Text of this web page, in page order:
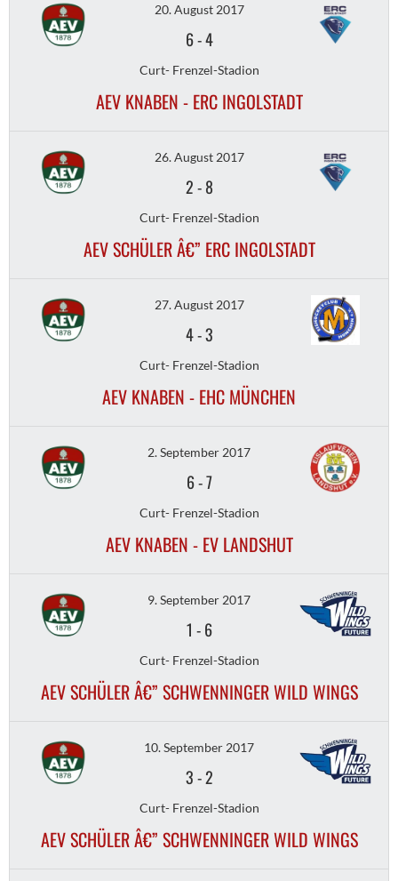
20. August 2017
6-4
Curt- Frenzel-Stadion
AEV KNABEN - ERC INGOLSTADT
26. August 2017
2-8
Curt- Frenzel-Stadion
AEV SCHÜLER Â€” ERC INGOLSTADT
27. August 2017
4-3
Curt- Frenzel-Stadion
AEV KNABEN - EHC MÜNCHEN
2. September 2017
6-7
Curt- Frenzel-Stadion
AEV KNABEN - EV LANDSHUT
9. September 2017
1 -6
Curt- Frenzel-Stadion
AEV SCHÜLER Â€” SCHWENNINGER WILD WINGS
10. September 2017
3-2
Curt- Frenzel-Stadion
AEV SCHÜLER Â€” SCHWENNINGER WILD WINGS